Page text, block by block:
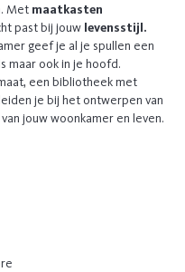
Met maatkasten
past bij jouw levensstijl.
geef je al je spullen een
maar ook in je hoofd.
een bibliotheek met
je bij het ontwerpen van
van jouw woonkamer en leven.